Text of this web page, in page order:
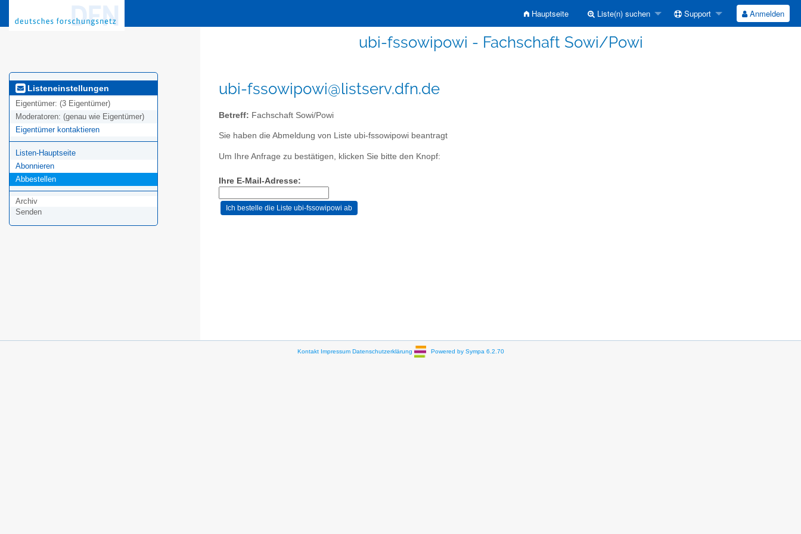
Hauptseite Liste(n) suchen Support Anmelden
ubi-fssowipowi - Fachschaft Sowi/Powi
Listeneinstellungen
Eigentümer: (3 Eigentümer)
Moderatoren: (genau wie Eigentümer)
Eigentümer kontaktieren
Listen-Hauptseite
Abonnieren
Abbestellen
Archiv
Senden
ubi-fssowipowi@listserv.dfn.de
Betreff: Fachschaft Sowi/Powi
Sie haben die Abmeldung von Liste ubi-fssowipowi beantragt
Um Ihre Anfrage zu bestätigen, klicken Sie bitte den Knopf:
Ihre E-Mail-Adresse:
Kontakt Impressum Datenschutzerklärung Powered by Sympa 6.2.70